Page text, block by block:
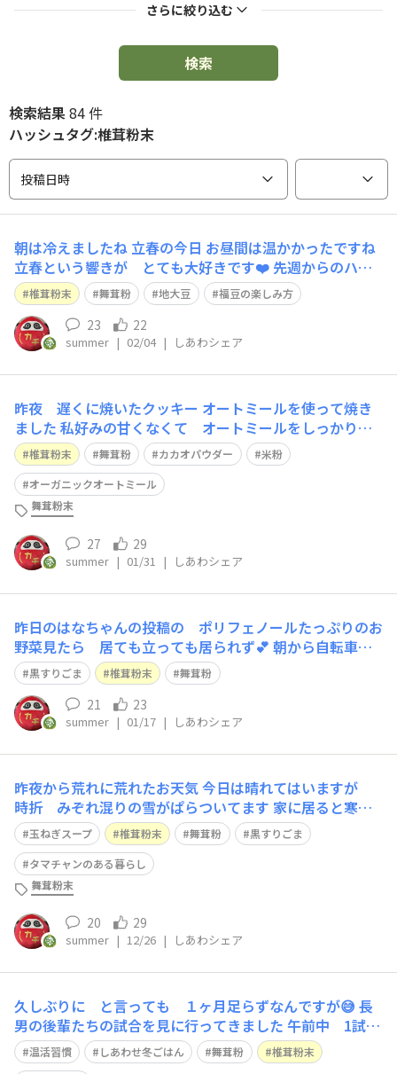
さらに絞り込む
検索
検索結果84 件
ハッシュタグ:椎茸粉末
投稿日時
朝は冷えましたね 立春の今日 お昼間は温かかったですね
立春という響きが とても大好きです❤️ 先週からのハー
ドスケジュール 今日がピークの日でした💪 なんとか
無事にこなせて やれやれです あと 数日 楽しみます
👍 バタバタする予想で 晩ご飯は昨日からおでん🍢を仕
込みました 大慌てで帰った
椎茸粉末 舞茸粉 地大豆 福豆の楽しみ方
23 22
summer | 02/04 | しあわシェア
昨夜 遅くに焼いたクッキー オートミールを使って焼き
ました 私好みの甘くなくて オートミールをしっかり噛
んで味わう タイプのクッキーです 計量から焼き上がり
まで 30分もかからず😆 洗い物は ボウルとシリコンヘ
ラ、スプーン程度👍 recipeこちらに💁‍♀️↓ よかったら作っ
てみてください❤️
椎茸粉末 舞茸粉 カカオパウダー
米粉
オーガニックオートミール
舞茸粉末
27 29
summer | 01/31 | しあわシェア
昨日のはなちゃんの投稿の ポリフェノールたっぷりのお
野菜見たら 居ても立っても居られず💕 朝から自転車
🚲 ぶっ飛ばして ちょいと遠めの直売所へGO💪 暖かす
ぎて 汗かきました💦 欲しかった紫キャベツ、紫水菜は
なかったですが💦 葉付ビーツ、カラフル人参、オレンジ
カリフラワー、 赤大根、かぶらなどな
黒すりごま 椎茸粉末 舞茸粉
21 23
summer | 01/17 | しあわシェア
昨夜から荒れに荒れたお天気 今日は晴れてはいますが
時折 みぞれ混りの雪がぱらついてます 家に居ると寒く
感じますが ウォーキングにひとたび出れば そんなに寒
くないし 買い物も🚲こげば 温まります 自家発電です
💪 私も昨日で 仕事納めとして（笑） 今日は残ってる
私の担当の掃除をしつつ またまた仕込
玉ねぎスープ 椎茸粉末 舞茸粉
黒すりごま
タマチャンのある暮らし
舞茸粉末
20 29
summer | 12/26 | しあわシェア
久しぶりに と言っても １ヶ月足らずなんですが😅 長
男の後輩たちの試合を見に行ってきました 午前中 1試
合 午後から 1試合なんで 間がかなり待ち時間が 後輩
のお母さん仲良くしてる人と ガッツリランチ🤣 久しぶ
温活習慣 しあわせ冬ごはん 舞茸粉 椎茸粉末